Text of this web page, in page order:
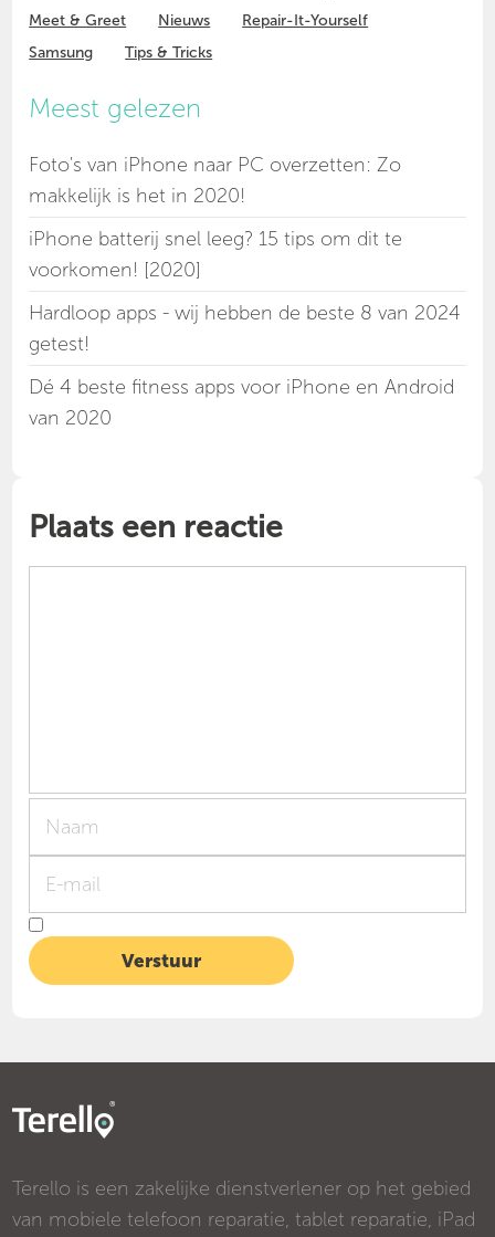
Meet & Greet
Nieuws
Repair-It-Yourself
Samsung
Tips & Tricks
Meest gelezen
Foto's van iPhone naar PC overzetten: Zo
makkelijk is het in 2020!
iPhone batterij snel leeg? 15 tips om dit te
voorkomen! [2020]
Hardloop apps - wij hebben de beste 8 van 2024
getest!
Dé 4 beste fitness apps voor iPhone en Android
van 2020
Plaats een reactie
Terello is een zakelijke dienstverlener op het gebied
van mobiele telefoon reparatie, tablet reparatie, iPad